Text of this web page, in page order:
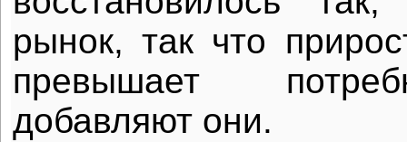
рынок, так что
превышает
добавляют они.